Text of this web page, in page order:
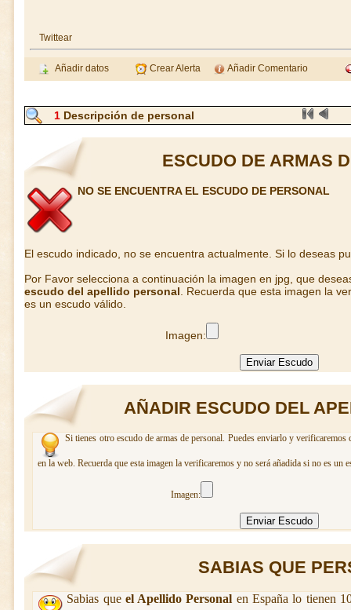
Twittear
Añadir datos Crear Alerta Añadir Comentario
1 Descripción de personal
ESCUDO DE ARMAS
NO SE ENCUENTRA EL ESCUDO DE PERSONAL
El escudo indicado, no se encuentra actualmente. Si lo deseas
Por Favor selecciona a continuación la imagen en jpg, que
escudo del apellido personal . Recuerda que esta imagen la
es un escudo válido.
Imagen:
AÑADIR ESCUDO DEL
Si tienes otro escudo de armas de personal. Puedes enviarlo y
en la web. Recuerda que esta imagen la verificaremos y no será añadida si no es un
Imagen:
SABIAS QUE
Sabias que el Apellido Personal en España lo tienen